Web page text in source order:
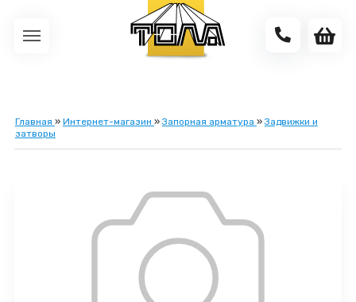
Главная » Интернет-магазин »Запорная арматура »Задвижки и
затворы